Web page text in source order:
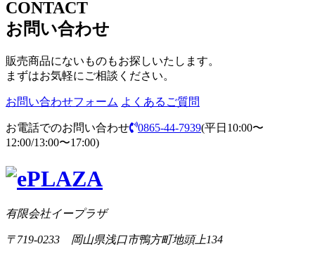
CONTACT
お問い合わせ
販売商品にないものもお探しいたします。
まずはお気軽にご相談ください。
お問い合わせフォーム よくあるご質問
お電話でのお問い合わせ 0865-44-7939(平日10:00〜
12:00/13:00〜17:00)
有限会社イープラザ
〒719-0233 岡山県浅口市鴨方町地頭上134